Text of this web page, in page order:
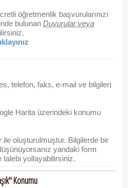
öğretmenlik başvurularınızı
bulunan Duyurular veya
telefon, faks, e-mail ve bilgileri
Harita üzerindeki konumu
oluşturulmuştur. Bilgilerde bir
yandaki form
talebi yollayabilirsiniz.
Konumu